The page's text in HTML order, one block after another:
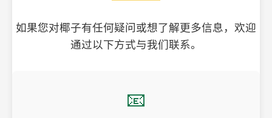
如果您对椰子有任何疑问或想了解更多信息，欢迎
通过以下方式与我们联系。
📧